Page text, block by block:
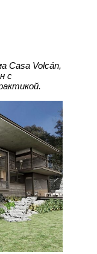
Casa Volcán,
с